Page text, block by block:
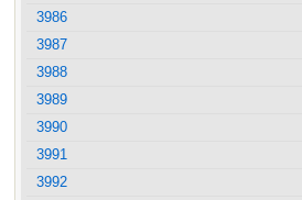
3986
3987
3988
3989
3990
3991
3992